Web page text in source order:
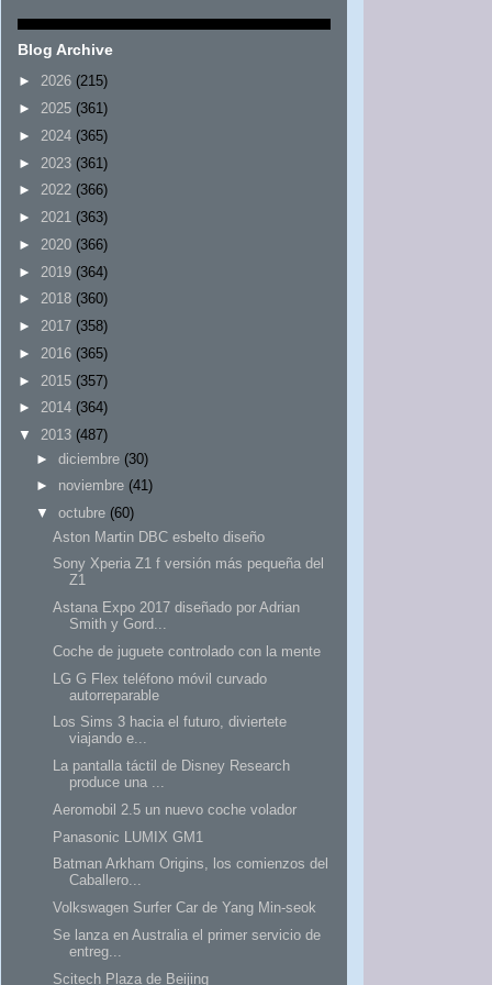
Blog Archive
► 2026 (215)
► 2025 (361)
► 2024 (365)
► 2023 (361)
► 2022 (366)
► 2021 (363)
► 2020 (366)
► 2019 (364)
► 2018 (360)
► 2017 (358)
► 2016 (365)
► 2015 (357)
► 2014 (364)
▼
2013 (487)
► diciembre (30)
► noviembre (41)
▼
octubre (60)
Aston Martin DBC esbelto diseño
Sony Xperia Z1 f versión más pequeña del
Z1
Astana Expo 2017 diseñado por Adrian
Smith y Gord...
Coche de juguete controlado con la mente
LG G Flex teléfono móvil curvado
autorreparable
Los Sims 3 hacia el futuro, diviertete
viajando e...
La pantalla táctil de Disney Research
produce una ...
Aeromobil 2.5 un nuevo coche volador
Panasonic LUMIX GM1
Batman Arkham Origins, los comienzos del
Caballero...
Volkswagen Surfer Car de Yang Min-seok
Se lanza en Australia el primer servicio de
entreg...
Scitech Plaza de Beijing